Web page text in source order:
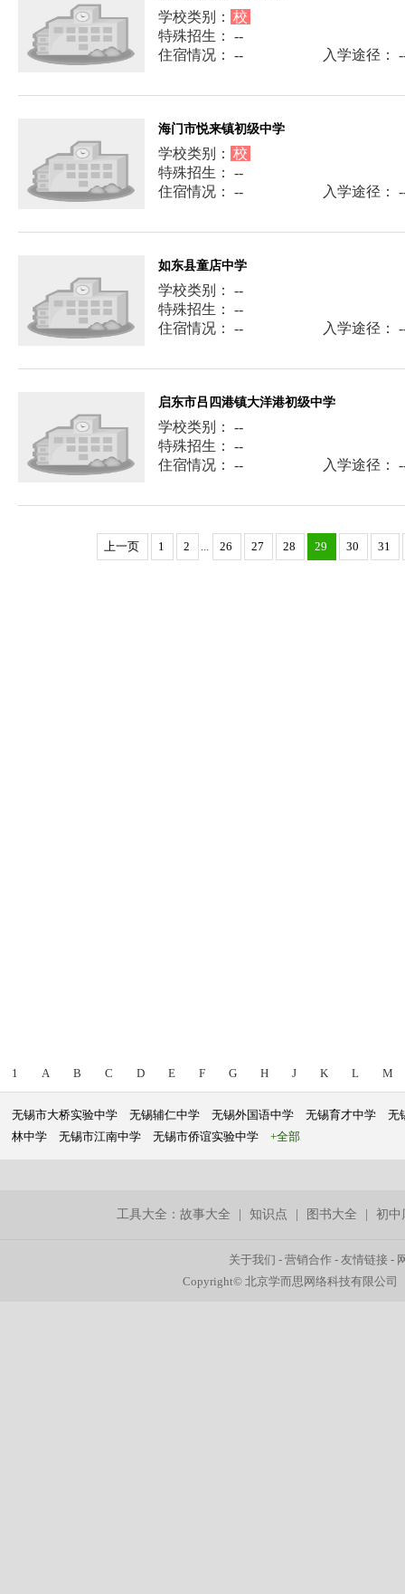
学校类别： 校
特殊招生： --
住宿情况： --
入学途径：
海门市悦来镇初级中学
学校类别： 校
特殊招生： --
住宿情况： --
入学途径：
如东县童店中学
学校类别： --
特殊招生： --
住宿情况： --
入学途径：
启东市吕四港镇大洋港初级中学
学校类别： --
特殊招生： --
住宿情况： --
入学途径：
上一页 1 2 ... 26 27 28 29 30 31
1 A B C D E F G H J K L M
无锡市大桥实验中学 无锡辅仁中学 无锡外国语中学 无锡育才中学
无
林中学
无锡市江南中学 无锡市侨谊实验中学 +全部
工具大全：故事大全 |知识点 图书大全 |初中
关于我们 -营销合作 -友情链接 -
Copyright© 北京学而思网络科技有限公司